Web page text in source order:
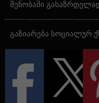
შენობაში
გაზიარება სოციალურ